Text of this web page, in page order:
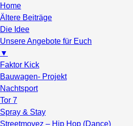
Home
Ältere Beiträge
Die Idee
Unsere Angebote für Euch
▼
Faktor Kick
Bauwagen- Projekt
Nachtsport
Tor 7
Spray & Stay
Streetmovez – Hip Hop (Dance)